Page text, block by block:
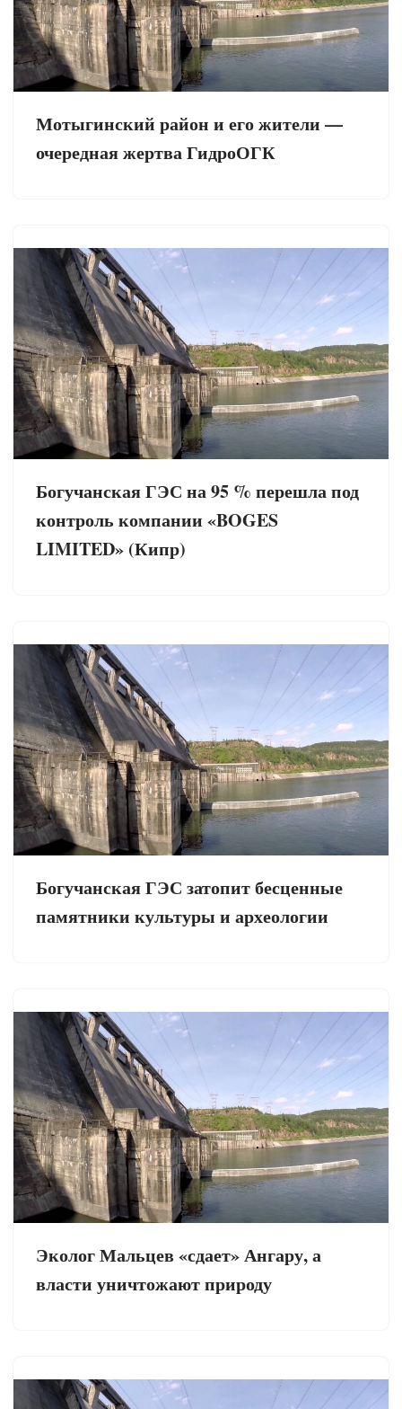
Мотыгинский район и его жители —
очередная жертва ГидроОГК
Богучанская ГЭС на 95 % перешла под
контроль компании «BOGES
LIMITED» (Кипр)
Богучанская ГЭС затопит бесценные
памятники культуры и археологии
Эколог Мальцев «сдает» Ангару, а
власти уничтожают природу